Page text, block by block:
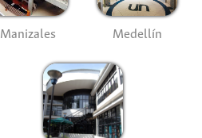
Manizales Medellín